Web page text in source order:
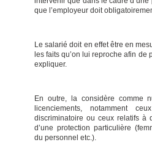
que l’employeur doit
Le salarié doit en effet être en
les faits qu’on lui reproche afin de
expliquer.
En outre, la considère comme
licenciements, notamment
discriminatoire ou ceux relatifs à
d’une protection particulière
du personnel etc.).